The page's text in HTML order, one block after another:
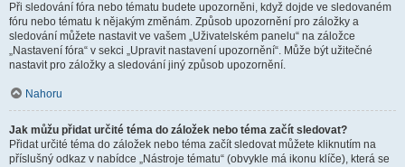
Při sledování fóra nebo tématu budete upozorněni, když dojde ve sledovaném
fóru nebo tématu k nějakým změnám. Způsob upozornění pro záložky a
sledování můžete nastavit ve vašem „Uživatelském panelu“ na záložce
„Nastavení fóra“ v sekci „Upravit nastavení upozornění“. Může být užitečné
nastavit pro záložky a sledování jiný způsob upozornění.
Nahoru
Jak můžu přidat určité téma do záložek nebo téma začít sledovat?
Přidat určité téma do záložek nebo téma začít sledovat můžete kliknutím na
příslušný odkaz v nabídce „Nástroje tématu“ (obvykle má ikonu klíče), která se